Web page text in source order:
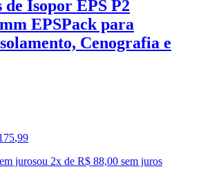
Isopor EPS P2
EPSPack para
Cenografia e
,99
jurosou 2x de R$ 88,00 sem juros